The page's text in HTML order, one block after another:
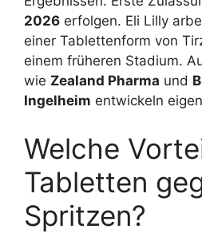
2026 erfolgen. Eli Lilly
einer Tablettenform von
einem früheren Stadium.
wie Zealand Pharma und
Ingelheim entwickeln
Welche
Tabletten
Spritzen?